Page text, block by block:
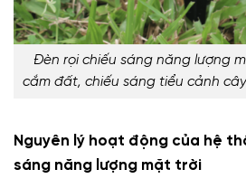
Đèn rọi chiếu sáng năng lượng
cắm đất, chiếu sáng tiểu cảnh
Nguyên lý hoạt động của hệ
sáng năng lượng mặt trời